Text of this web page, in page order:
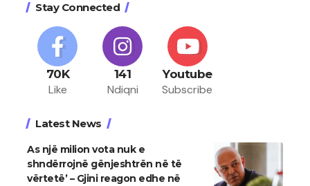
Stay Connected
70K
Like
141
Ndiqni
Youtube
Subscribe
Latest News
As një milion vota nuk e
shndërrojnë gënjeshtrën në të
vërtetë’ – Gjini reagon edhe në